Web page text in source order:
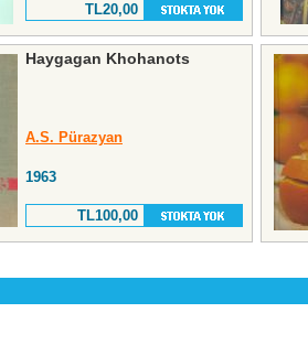
TL20,00
Haygagan Khohanots
A.S. Pürazyan
1963
TL100,00